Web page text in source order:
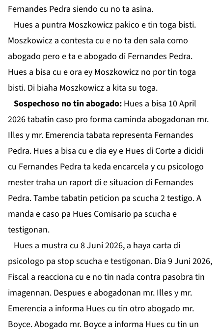
Fernandes Pedra siendo cu no ta asina.
Hues a puntra Moszkowicz pakico e tin toga bisti.
Moszkowicz a contesta cu e no ta den sala como
abogado pero e ta e abogado di Fernandes Pedra.
Hues a bisa cu e ora ey Moszkowicz no por tin toga
bisti. Di biaha Moszkowicz a kita su toga.
Sospechoso no tin abogado: Hues a bisa 10 April
2026 tabatin caso pro forma caminda abogadonan mr.
Illes y mr. Emerencia tabata representa Fernandes
Pedra. Hues a bisa cu e dia ey e Hues di Corte a dicidi
cu Fernandes Pedra ta keda encarcela y cu psicologo
mester traha un raport di e situacion di Fernandes
Pedra. Tambe tabatin peticion pa scucha 2 testigo. A
manda e caso pa Hues Comisario pa scucha e
testigonan.
Hues a mustra cu 8 Juni 2026, a haya carta di
psicologo pa stop scucha e testigonan. Dia 9 Juni 2026,
Fiscal a reacciona cu e no tin nada contra pasobra tin
imagennan. Despues e abogadonan mr. Illes y mr.
Emerencia a informa Hues cu tin otro abogado mr.
Boyce. Abogado mr. Boyce a informa Hues cu tin un